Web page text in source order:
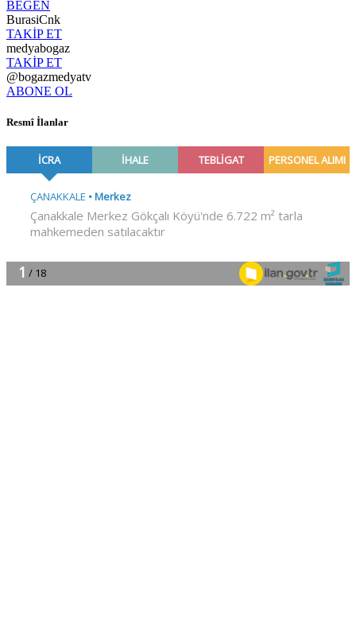
BEĞEN
BurasiCnk
TAKİP ET
medyabogaz
TAKİP ET
@bogazmedyatv
ABONE OL
Resmî İlanlar